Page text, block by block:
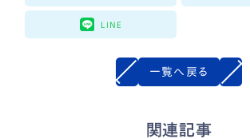
LINE
一覧へ戻る
関連記事